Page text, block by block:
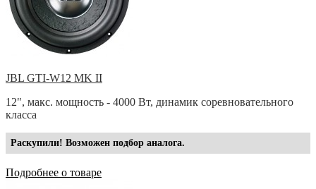
JBL GTI-W12 MK II
12", макс. мощность - 4000 Вт, динамик соревновательного
класса
Раскупили! Возможен подбор аналога.
Подробнее о товаре